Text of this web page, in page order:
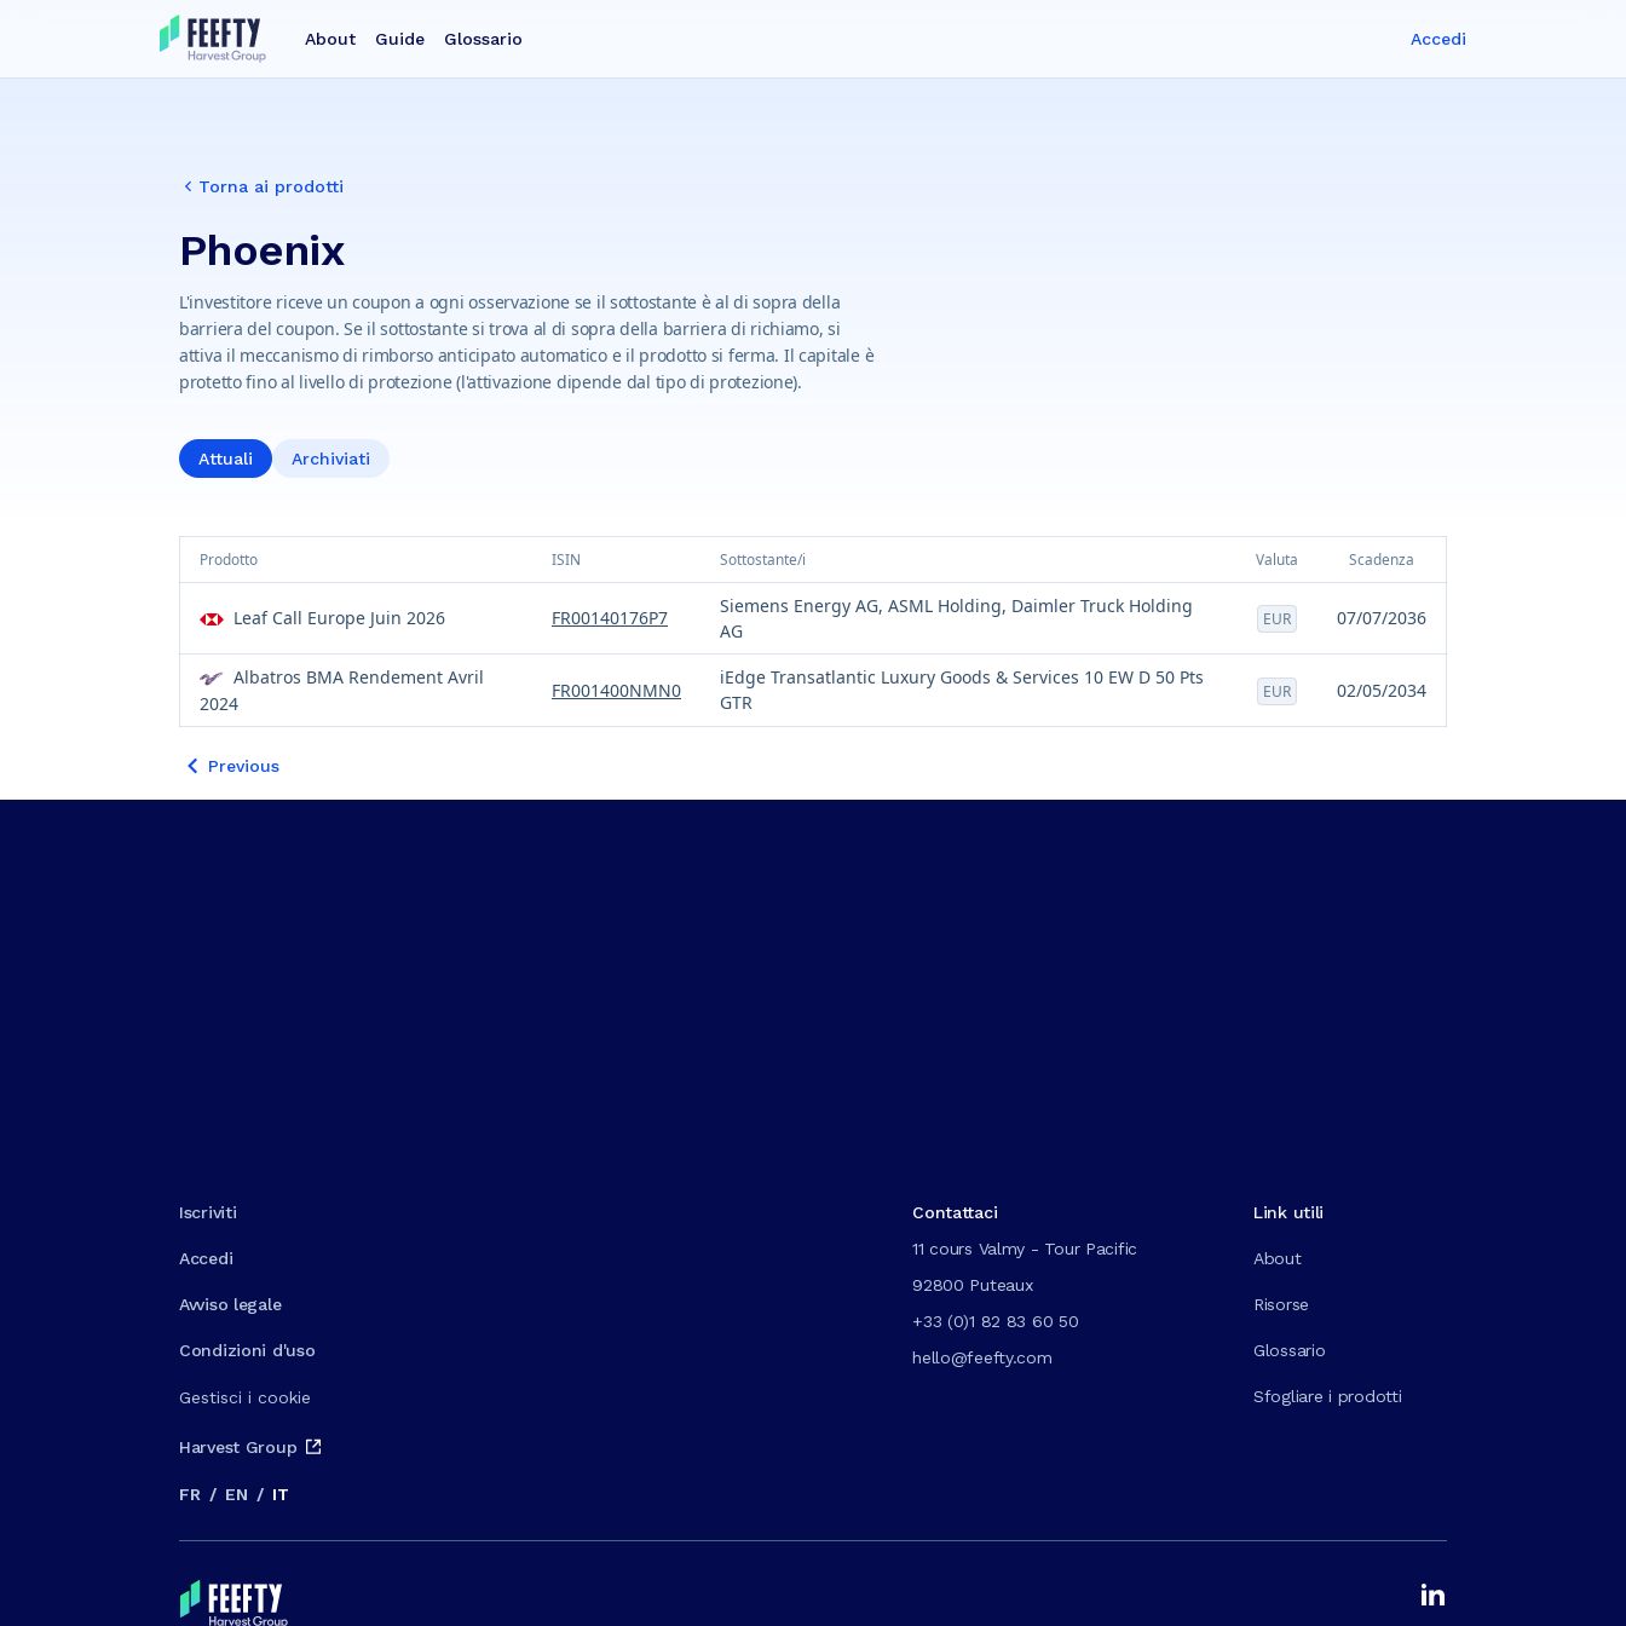
About Guide Glossario Accedi
Torna ai prodotti
Phoenix
L'investitore riceve un coupon a ogni osservazione se il sottostante è al di sopra della
barriera del coupon. Se il sottostante si trova al di sopra della barriera di richiamo, si
attiva il meccanismo di rimborso anticipato automatico e il prodotto si ferma. Il capitale è
protetto fino al livello di protezione (l'attivazione dipende dal tipo di protezione).
Attuali Archiviati
Prodotto ISIN Sottostante/i Valuta Scadenza
Leaf Call Europe Juin 2026 FR00140176P7
Siemens Energy AG, ASML Holding, Daimler Truck Holding
AG
EUR 07/07/2036
Albatros BMA Rendement Avril
2024
FR001400NMN0
iEdge Transatlantic Luxury Goods & Services 10 EW D 50 Pts
GTR
EUR 02/05/2034
Previous
Iscriviti
Accedi
Avviso legale
Condizioni d'uso
Gestisci i cookie
Harvest Group
FR / EN / IT
Contattaci
11 cours Valmy - Tour Pacific
92800 Puteaux
+33 (0)1 82 83 60 50
hello@feefty.com
Link utili
About
Risorse
Glossario
Sfogliare i prodotti